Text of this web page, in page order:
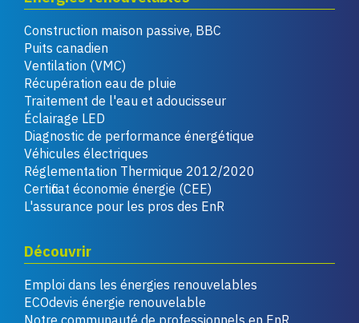
Construction maison passive, BBC
Puits canadien
Ventilation (VMC)
Récupération eau de pluie
Traitement de l'eau et adoucisseur
Éclairage LED
Diagnostic de performance énergétique
Véhicules électriques
Réglementation Thermique 2012/2020
Certificat économie énergie (CEE)
L'assurance pour les pros des EnR
Découvrir
Emploi dans les énergies renouvelables
ECOdevis énergie renouvelable
Notre communauté de professionnels en EnR